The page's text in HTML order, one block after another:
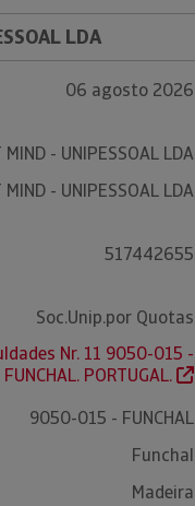
LDA
06 agosto 2026
MIND - UNIPESSOAL LDA
MIND - UNIPESSOAL LDA
517442655
Soc.Unip.por Quotas
Nr. 11 9050-015 -
FUNCHAL. PORTUGAL.
9050-015 - FUNCHAL
Funchal
Madeira